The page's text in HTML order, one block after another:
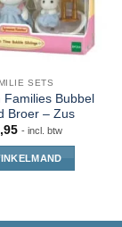
SETS
Families Bubbel
Broer – Zus
- incl. btw